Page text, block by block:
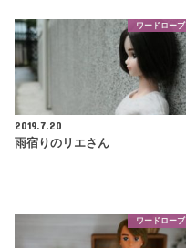
ワードローブ
2019.7.20
雨宿りのリエさん
ワードローブ